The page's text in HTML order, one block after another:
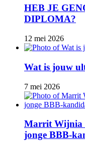
HEB JE
DIPLOMA?
12 mei 2026
Wat is jouw
7 mei 2026
Marrit Wijnia
jonge